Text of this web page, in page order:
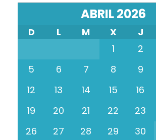
ABRIL 2026
D L M X J
1
2
5
6 7 8 9
12
13 14 15 16
19
20 21 22 23
26
27 28 29 30